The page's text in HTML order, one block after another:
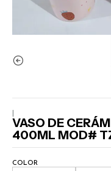
VASO DE
400ML MOD#
COLOR